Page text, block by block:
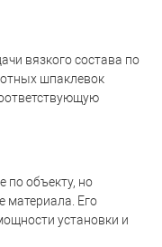
вязкого состава по
шпаклевок
объекту, но
материала. Его
установки и